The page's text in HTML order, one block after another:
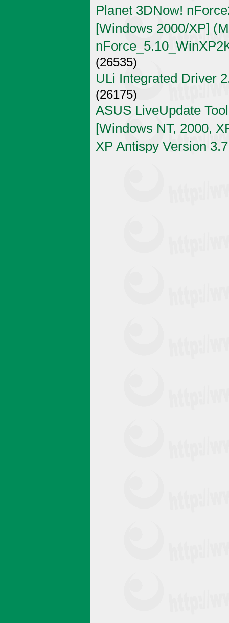
Planet 3DNow!
[Windows 2000/XP]
(26535)
ULi Integrated Driver
(26175)
ASUS LiveUpdate
[Windows NT, 2000,
XP Antispy Version